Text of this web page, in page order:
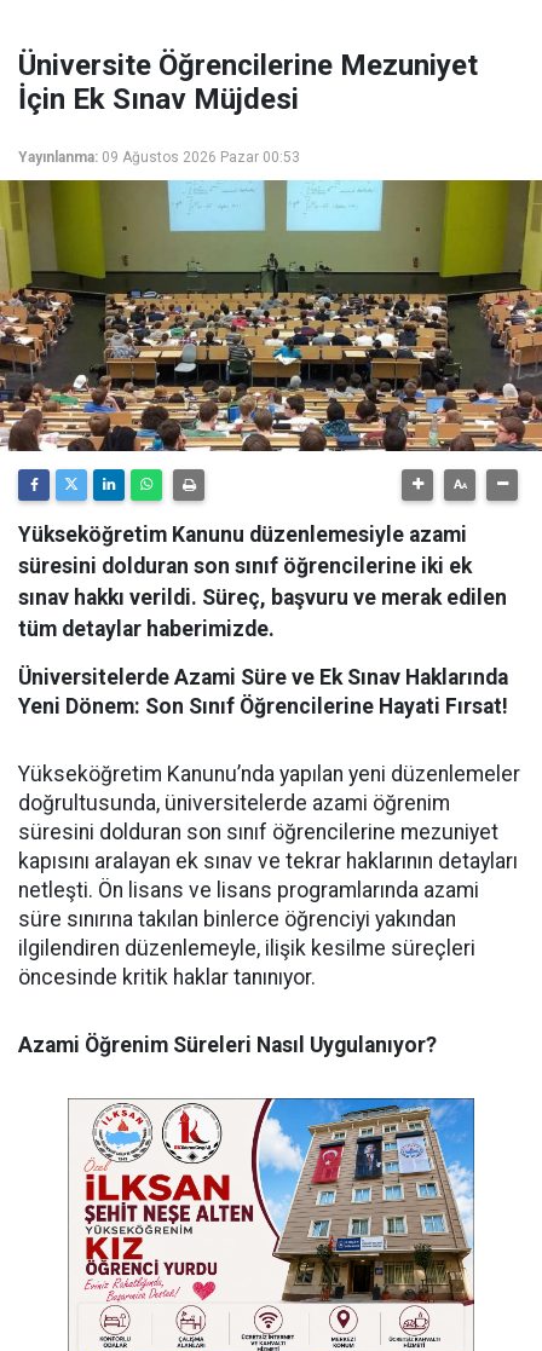
Üniversite Öğrencilerine Mezuniyet
İçin Ek Sınav Müjdesi
Yayınlanma: 09 Ağustos 2026 Pazar 00:53
Yükseköğretim Kanunu düzenlemesiyle azami
süresini dolduran son sınıf öğrencilerine iki ek
sınav hakkı verildi. Süreç, başvuru ve merak edilen
tüm detaylar haberimizde.
Üniversitelerde Azami Süre ve Ek Sınav Haklarında
Yeni Dönem: Son Sınıf Öğrencilerine Hayati Fırsat!
​Yükseköğretim Kanunu’nda yapılan yeni düzenlemeler
doğrultusunda, üniversitelerde azami öğrenim
süresini dolduran son sınıf öğrencilerine mezuniyet
kapısını aralayan ek sınav ve tekrar haklarının detayları
netleşti. Ön lisans ve lisans programlarında azami
süre sınırına takılan binlerce öğrenciyi yakından
ilgilendiren düzenlemeyle, ilişik kesilme süreçleri
öncesinde kritik haklar tanınıyor.
Azami Öğrenim Süreleri Nasıl Uygulanıyor?